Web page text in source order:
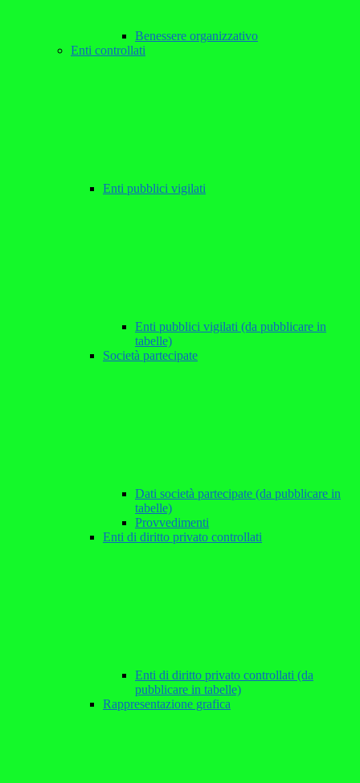
Benessere organizzativo
Enti controllati
Enti pubblici vigilati
Enti pubblici vigilati (da pubblicare in
tabelle)
Società partecipate
Dati società partecipate (da pubblicare in
tabelle)
Provvedimenti
Enti di diritto privato controllati
Enti di diritto privato controllati (da
pubblicare in tabelle)
Rappresentazione grafica